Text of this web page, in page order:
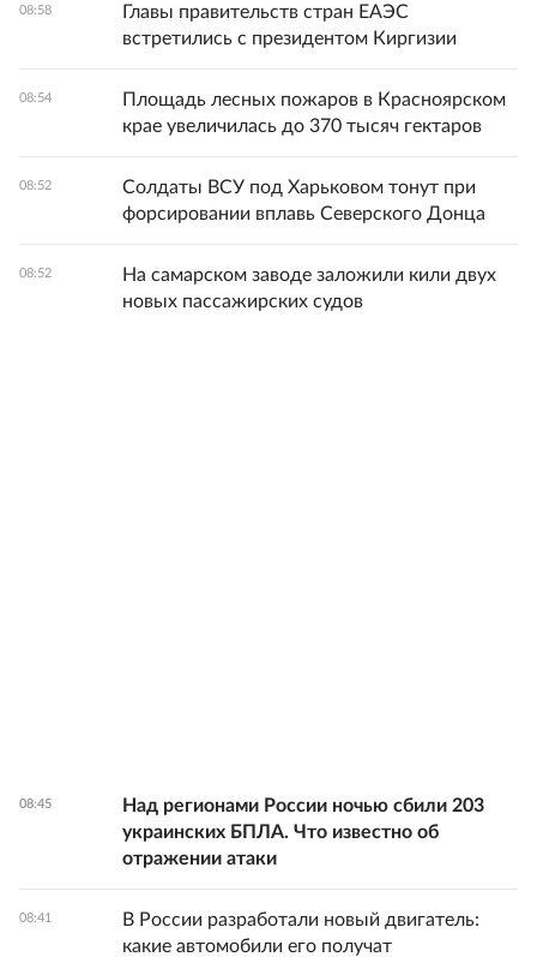
08:58
Главы правительств стран ЕАЭС
встретились с президентом Киргизии
08:54
Площадь лесных пожаров в Красноярском
крае увеличилась до 370 тысяч гектаров
08:52
Солдаты ВСУ под Харьковом тонут при
форсировании вплавь Северского Донца
08:52
На самарском заводе заложили кили двух
новых пассажирских судов
08:45
Над регионами России ночью сбили 203
украинских БПЛА. Что известно об
отражении атаки
08:41
В России разработали новый двигатель:
какие автомобили его получат